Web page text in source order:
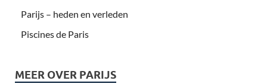
Parijs – heden en verleden
Piscines de Paris
MEER OVER PARIJS